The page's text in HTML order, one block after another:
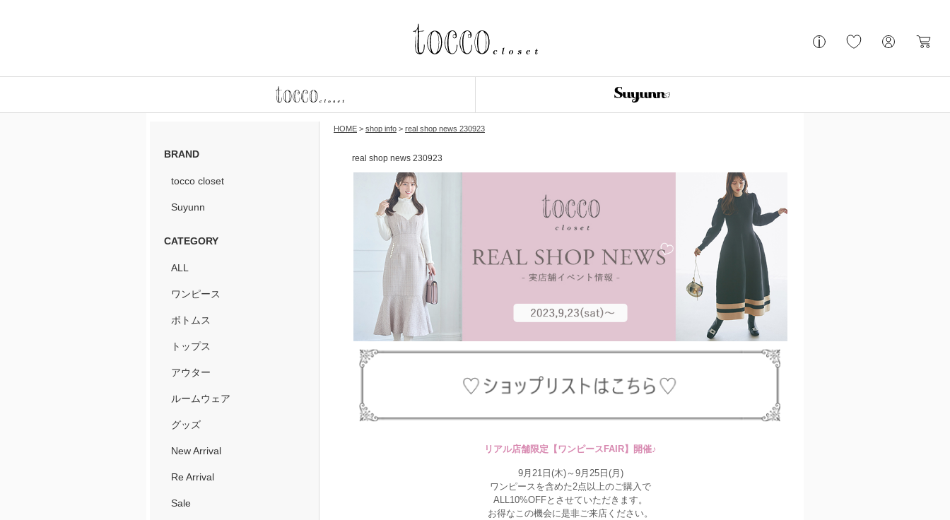
BRAND
tocco closet
Suyunn
CATEGORY
ALL
ワンピース
ボトムス
トップス
アウター
ルームウェア
グッズ
New Arrival
Re Arrival
Sale
HOME > shop info > real shop news 230923
real shop news 230923
リアル店舗限定【ワンピースFAIR】開催♪
9月21日(木)～9月25日(月)
ワンピースを含めた2点以上のご購入で
ALL10%OFFとさせていただきます。
お得なこの機会に是非ご来店ください。